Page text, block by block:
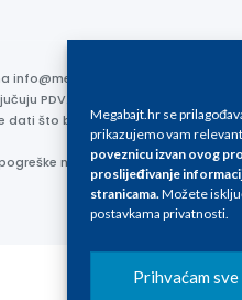
Megabajt.hr se
prikazujemo vam
poveznicu izvan ovog
proslijeđivanje
stranicama.Možete
postavkama privatnosti.
Prihvaćam sve
Sve cijene su
PDV. Sve cijene su iskazane
što bolji i točniji opis i sliku.
nastale u opisu proizvoda,